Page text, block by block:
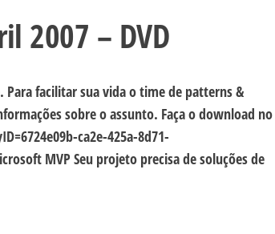
2007 – DVD
facilitar sua vida o time de patterns &
sobre o assunto. Faça o download no
ca2e-425a-8d71-
MVP Seu projeto precisa de soluções de